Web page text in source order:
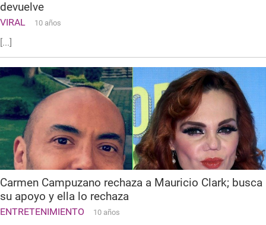
devuelve
VIRAL 10 años
[...]
Carmen Campuzano rechaza a Mauricio Clark; busca
su apoyo y ella lo rechaza
ENTRETENIMIENTO 10 años